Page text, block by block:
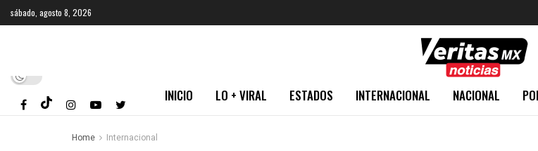
sábado, agosto 8, 2026
INICIO LO + VIRAL ESTADOS INTERNACIONAL NACIONAL
Home Internacional